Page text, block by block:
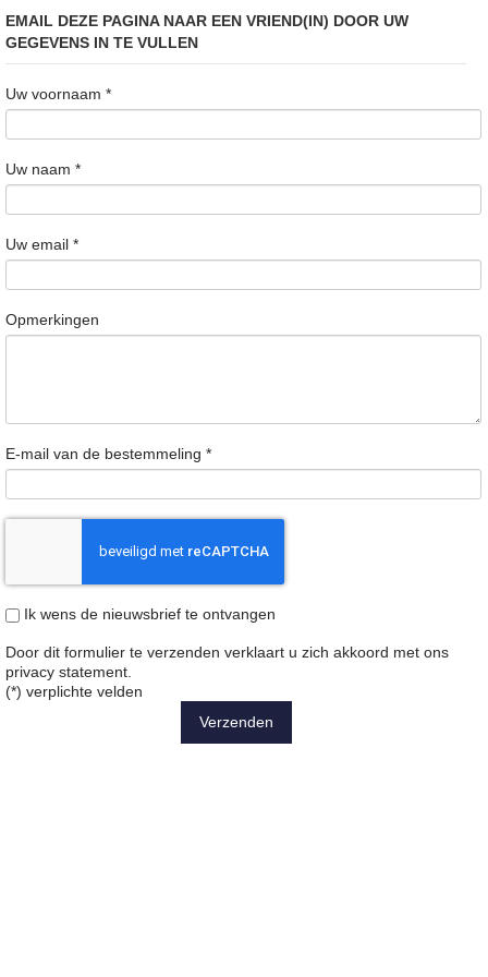
EMAIL DEZE PAGINA NAAR EEN VRIEND(IN) DOOR UW
GEGEVENS IN TE VULLEN
Uw voornaam *
Uw naam *
Uw email *
Opmerkingen
E-mail van de bestemmeling *
Ik wens de nieuwsbrief te ontvangen
Door dit formulier te verzenden verklaart u zich akkoord met ons
privacy statement
(*) verplichte velden
Verzenden